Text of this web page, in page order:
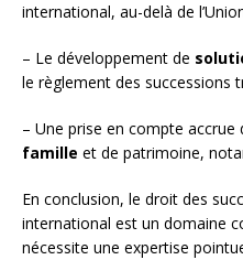
international, au-delà de
– Le développement de
le règlement des successions
– Une prise en compte accrue
famille et de patrimoine,
En conclusion, le droit des
international est un domaine
nécessite une expertise